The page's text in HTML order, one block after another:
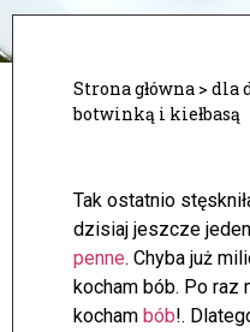
Strona główna > dla
botwinką i kiełbasą
Tak ostatnio
dzisiaj jeszcze
penne. Chyba już
kocham bób. Po
kocham bób!.